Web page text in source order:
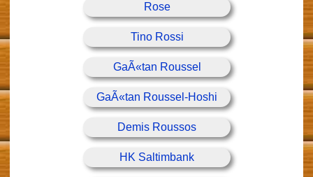
Rose
Tino Rossi
GaÃ«tan Roussel
GaÃ«tan Roussel-Hoshi
Demis Roussos
HK Saltimbank